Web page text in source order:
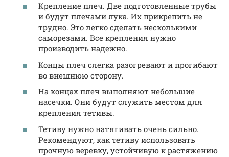
Крепление плеч. Две подготовленные трубы
и будут плечами лука. Их прикрепить не
трудно. Это легко сделать несколькими
саморезами. Все крепления нужно
производить надежно.
Концы плеч слегка разогревают и прогибают
во внешнюю сторону.
На концах плеч выполняют небольшие
насечки. Они будут служить местом для
крепления тетивы.
Тетиву нужно натягивать очень сильно.
Рекомендуют, как тетиву использовать
прочную веревку, устойчивую к растяжению